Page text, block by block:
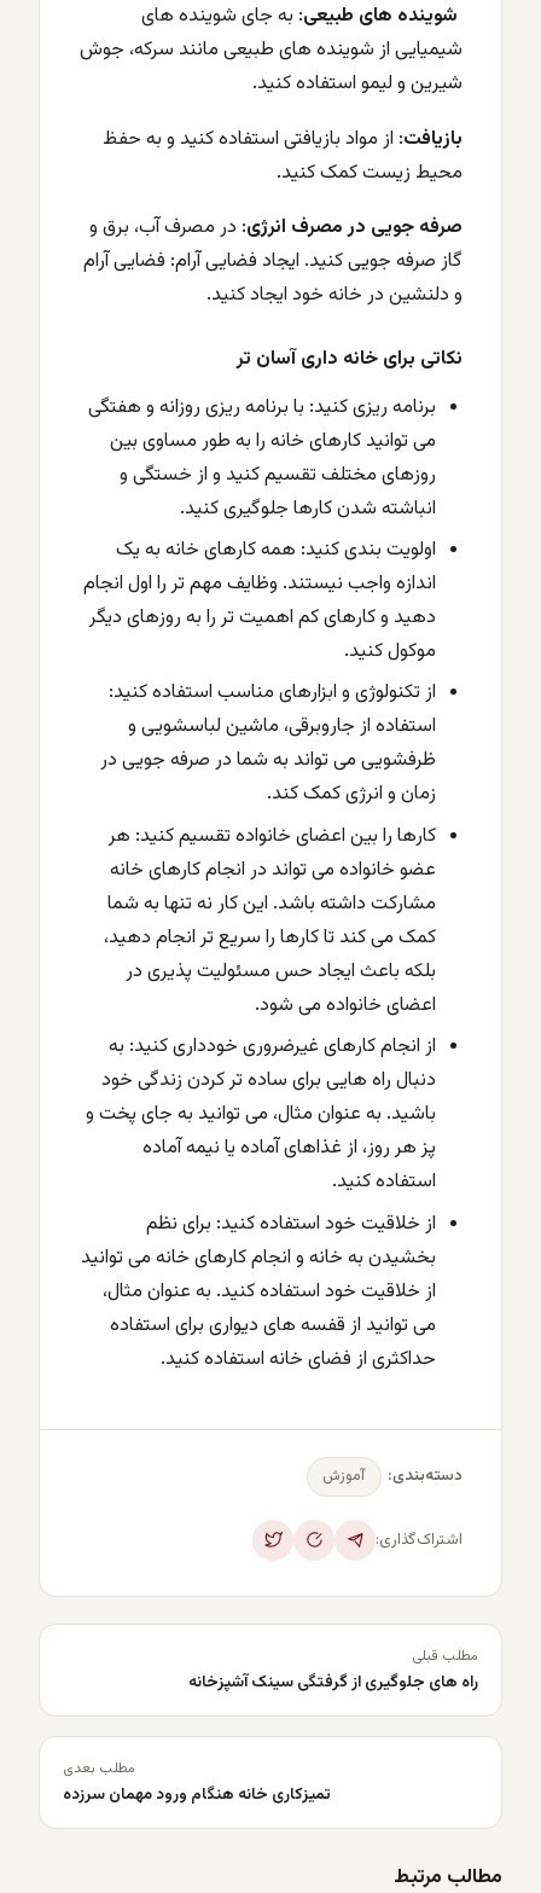
شوینده های طبیعی: به جای شوینده های
شیمیایی از شوینده های طبیعی مانند سرکه، جوش
شیرین و لیمو استفاده کنید.
بازیافت: از مواد بازیافتی استفاده کنید و به حفظ
محیط زیست کمک کنید.
صرفه جویی در مصرف انرژی: در مصرف آب، برق و
گاز صرفه جویی کنید. ایجاد فضایی آرام: فضایی آرام
و دلنشین در خانه خود ایجاد کنید.
نکاتی برای خانه داری آسان تر
برنامه ریزی کنید: با برنامه ریزی روزانه و هفتگی
می توانید کارهای خانه را به طور مساوی بین
روزهای مختلف تقسیم کنید و از خستگی و
انباشته شدن کارها جلوگیری کنید.
اولویت بندی کنید: همه کارهای خانه به یک
اندازه واجب نیستند. وظایف مهم تر را اول انجام
دهید و کارهای کم اهمیت تر را به روزهای دیگر
موکول کنید.
از تکنولوژی و ابزارهای مناسب استفاده کنید:
استفاده از جاروبرقی، ماشین لباسشویی و
ظرفشویی می تواند به شما در صرفه جویی در
زمان و انرژی کمک کند.
کارها را بین اعضای خانواده تقسیم کنید: هر
عضو خانواده می تواند در انجام کارهای خانه
مشارکت داشته باشد. این کار نه تنها به شما
کمک می کند تا کارها را سریع تر انجام دهید،
بلکه باعث ایجاد حس مسئولیت پذیری در
اعضای خانواده می شود.
از انجام کارهای غیرضروری خودداری کنید: به
دنبال راه هایی برای ساده تر کردن زندگی خود
باشید. به عنوان مثال، می توانید به جای پخت و
پز هر روز، از غذاهای آماده یا نیمه آماده
استفاده کنید.
از خلاقیت خود استفاده کنید: برای نظم
بخشیدن به خانه و انجام کارهای خانه می توانید
از خلاقیت خود استفاده کنید. به عنوان مثال،
می توانید از قفسه های دیواری برای استفاده
حداکثری از فضای خانه استفاده کنید.
دسته‌بندی: آموزش
اشتراک‌گذاری:
مطلب قبلی
راه های جلوگیری از گرفتگی سینک آشپزخانه
مطلب بعدی
تمیزکاری خانه هنگام ورود مهمان سرزده
مطالب مرتبط